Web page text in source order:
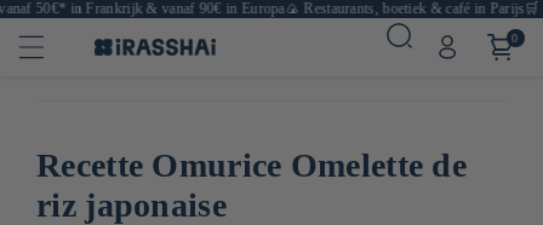
50€* in Frankrijk & vanaf 90€ in Europa🍙 Restaurants, boetiek & café in Parijs🛒
0
Recette Omurice Omelette de
riz japonaise